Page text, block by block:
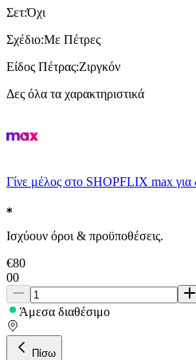
Σετ:Όχι
Σχέδιο:Με Πέτρες
Είδος Πέτρας:Ζιργκόν
Δες όλα τα χαρακτηριστικά
Γίνε μέλος στο SHOPFLIX max για
Ισχύουν όροι & προϋποθέσεις.
€80
00
Άμεσα διαθέσιμο
Πίσω